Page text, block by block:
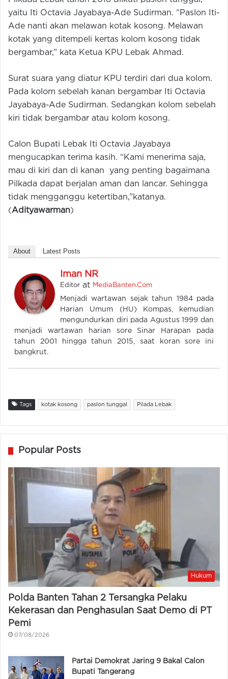
yaitu Iti Octavia Jayabaya-Ade Sudirman. “Paslon Iti-
Ade nanti akan melawan kotak kosong. Melawan
kotak yang ditempeli kertas kolom kosong tidak
bergambar,” kata Ketua KPU Lebak Ahmad.
Surat suara yang diatur KPU terdiri dari dua kolom.
Pada kolom sebelah kanan bergambar Iti Octavia
Jayabaya-Ade Sudirman. Sedangkan kolom sebelah
kiri tidak bergambar atau kolom kosong.
Calon Bupati Lebak Iti Octavia Jayabaya
mengucapkan terima kasih. “Kami menerima saja,
mau di kiri dan di kanan yang penting bagaimana
Pilkada dapat berjalan aman dan lancar. Sehingga
tidak mengganggu ketertiban,”katanya.
(Adityawarman)
About Latest Posts
Iman NR
Editor at MediaBanten.Com
Menjadi wartawan sejak tahun 1984 pada
Harian Umum (HU) Kompas, kemudian
mengundurkan diri pada Agustus 1999 dan
menjadi wartawan harian sore Sinar Harapan pada
tahun 2001 hingga tahun 2015, saat koran sore ini
bangkrut.
Tags kotak kosong paslon tunggal Pilada Lebak
Popular Posts
Hukum
Polda Banten Tahan 2 Tersangka Pelaku
Kekerasan dan Penghasulan Saat Demo di PT
Pemi
07/08/2026
Partai Demokrat Jaring 9 Bakal Calon
Bupati Tangerang